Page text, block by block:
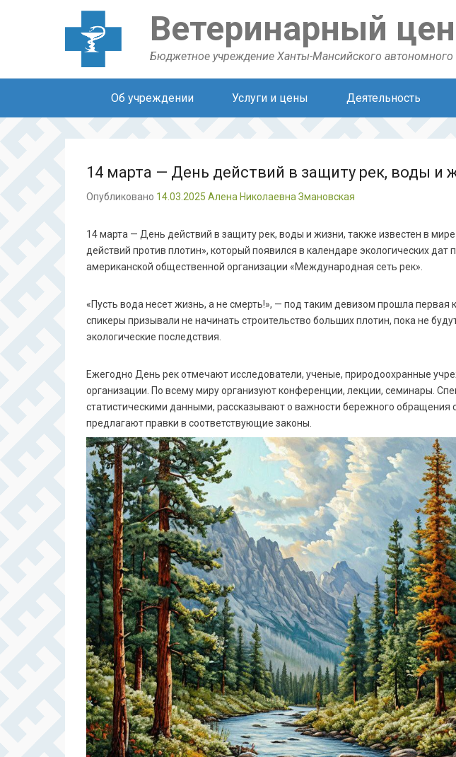
Ветеринарный
Бюджетное учреждение Ханты-Мансийского
Об учреждении Услуги и цены Деятельность
14 марта — День действий в защиту рек, воды и
Опубликовано 14.03.2025 Алена Николаевна Змановская
14 марта — День действий в защиту рек, воды и жизни, также известен в
действий против плотин», который появился в календаре экологических дат
американской общественной организации «Международная сеть рек».
«Пусть вода несет жизнь, а не смерть!», — под таким девизом прошла первая
спикеры призывали не начинать строительство больших плотин, пока не
экологические последствия.
Ежегодно День рек отмечают исследователи, ученые, природоохранные
организации. По всему миру организуют конференции, лекции, семинары.
статистическими данными, рассказывают о важности бережного обращения
предлагают правки в соответствующие законы.